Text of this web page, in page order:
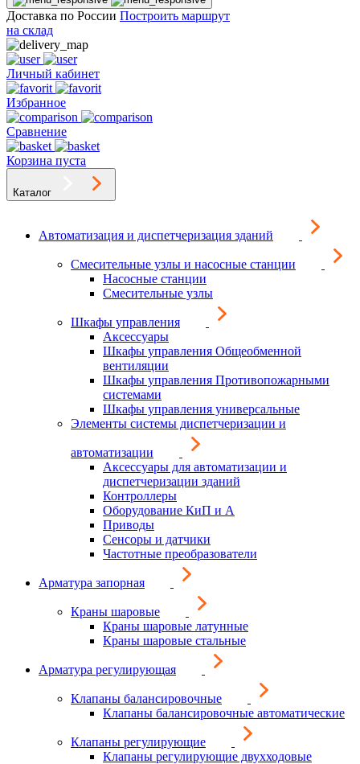
Доставка по России Построить маршрут
на склад
Личный кабинет
Избранное
Сравнение
Корзина пуста
Каталог
Автоматизация и диспетчеризация зданий
Смесительные узлы и насосные станции
Насосные станции
Смесительные узлы
Шкафы управления
Аксессуары
Шкафы управления Общеобменной
вентиляции
Шкафы управления Противопожарными
системами
Шкафы управления универсальные
Элементы системы диспетчеризации и
автоматизации
Аксессуары для автоматизации и
диспетчеризации зданий
Контроллеры
Оборудование КиП и А
Приводы
Сенсоры и датчики
Частотные преобразователи
Арматура запорная
Краны шаровые
Краны шаровые латунные
Краны шаровые стальные
Арматура регулирующая
Клапаны балансировочные
Клапаны балансировочные автоматические
Клапаны регулирующие
Клапаны регулирующие двухходовые